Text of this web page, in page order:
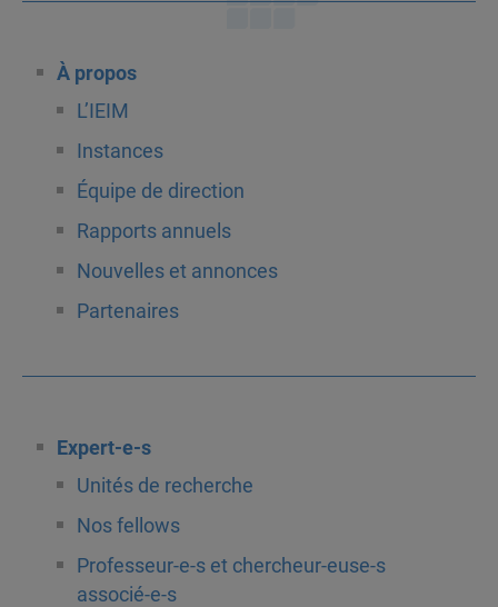
À propos
L’IEIM
Instances
Équipe de direction
Rapports annuels
Nouvelles et annonces
Partenaires
Expert-e-s
Unités de recherche
Nos fellows
Professeur-e-s et chercheur-euse-s
associé-e-s